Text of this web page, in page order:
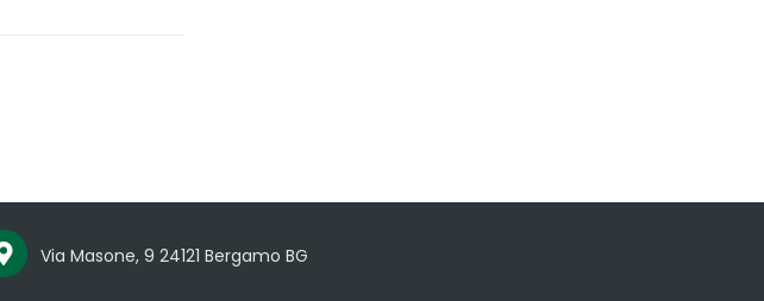
Via Masone, 9 24121 Bergamo BG